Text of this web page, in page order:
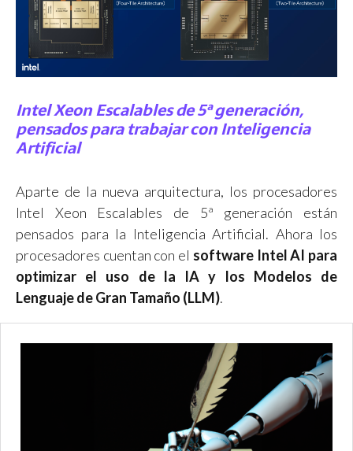
Intel Xeon Escalables de 5ª generación,
pensados para trabajar con Inteligencia
Artificial
Aparte de la nueva arquitectura, los procesadores
Intel Xeon Escalables de 5ª generación están
pensados para la Inteligencia Artificial. Ahora los
procesadores cuentan con el software Intel AI para
optimizar el uso de la IA y los Modelos de
Lenguaje de Gran Tamaño (LLM).